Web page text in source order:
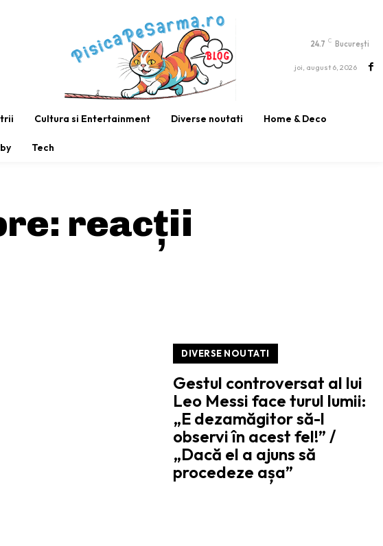
24.7 C București
joi, august 6, 2026
Cultura si Entertainment Diverse noutati Home & Deco
Tech
reacții
DIVERSE NOUTATI
Gestul controversat al lui
Leo Messi face turul lumii:
„E dezamăgitor să-l
observi în acest fel!” /
„Dacă el a ajuns să
procedeze așa”